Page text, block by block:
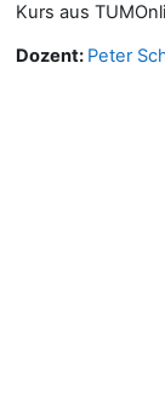
Kurs aus
Dozent: Peter